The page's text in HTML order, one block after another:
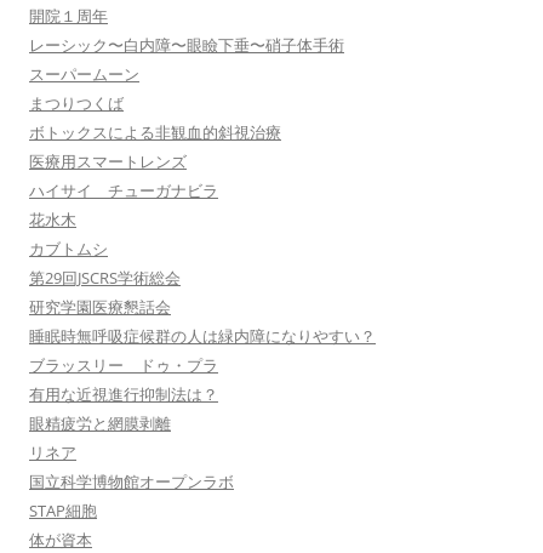
開院１周年
レーシック〜白内障〜眼瞼下垂〜硝子体手術
スーパームーン
まつりつくば
ボトックスによる非観血的斜視治療
医療用スマートレンズ
ハイサイ チューガナビラ
花水木
カブトムシ
第29回JSCRS学術総会
研究学園医療懇話会
睡眠時無呼吸症候群の人は緑内障になりやすい？
ブラッスリー ドゥ・プラ
有用な近視進行抑制法は？
眼精疲労と網膜剥離
リネア
国立科学博物館オープンラボ
STAP細胞
体が資本